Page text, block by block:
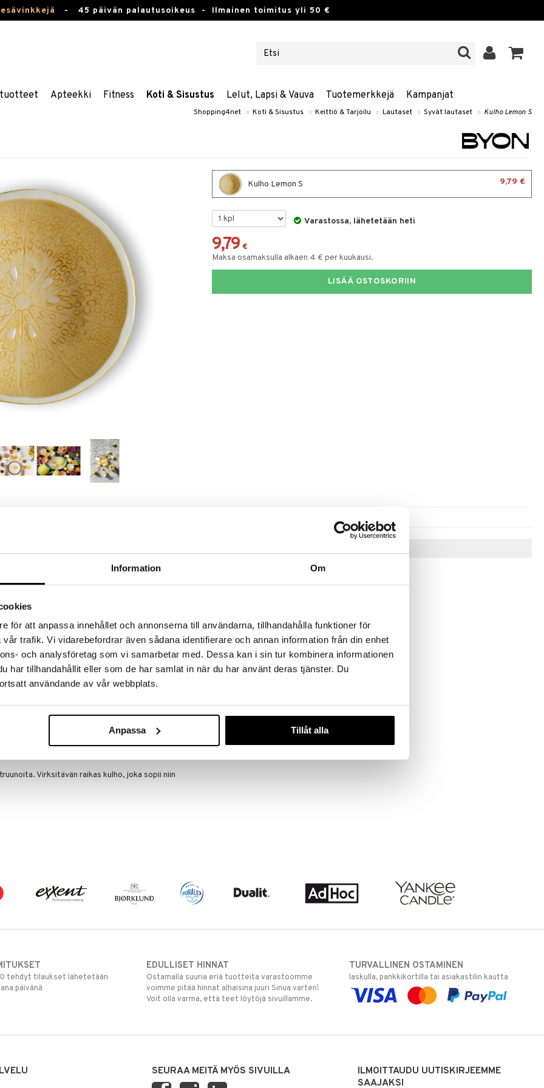
Information Om
för att anpassa innehållet och annonserna till användarna, tillhandahålla funktioner för
trafik. Vi vidarebefordrar även sådana identifierare och annan information från din enhet
och analysföretag som vi samarbetar med. Dessa kan i sin tur kombinera informationen
har tillhandahållit eller som de har samlat in när du har använt deras tjänster. Du
användande av vår webbplats.
Anpassa Tillåt alla
- 45 päivän palautusoikeus - Ilmainen toimitus yli 50 €
Apteekki Fitness Koti & Sisustus Lelut, Lapsi & Vauva Tuotemerkkejä Kampanjat
Shopping4net » Koti & Sisustus » Keittiö & Tarjoilu » Lautaset » Syvät lautaset » Kulho Lemon S
Kulho Lemon S 9,79 €
Varastossa, lähetetään heti
9,79 €
Maksa osamaksulla alkaen 4 € per kuukausi.
LISÄÄ OSTOSKORIIN
löydöt kotiin!
tehdä löytöjä suuresta ALEstamme. Juuri
suuren valikoiman jännittäviä tuotteita
31.8.2026 asti mutta ole nopea -
voivat päästä loppumaan!
ale-löydöt »
löytöä? Outletistamme löydät runsaasti
Virksitävän raikas kulho, joka sopii niin
SAGAFORM DESIGN
20,99
tehdyt tilaukset lähetetään
päivänä
EDULLISET HINNAT
Ostamalla suuria eriä tuotteita varastoomme
voimme pitää hinnat alhaisina juuri Sinua varten!
Voit olla varma, että teet löytöjä sivuillamme.
TURVALLINEN OSTAMINEN
laskulla, pankkikortilla tai asiakastilin kautta
SEURAA MEITÄ MYÖS SIVUILLA
ILMOITTAUDU UUTISKIRJEEMME
SAAJAKSI